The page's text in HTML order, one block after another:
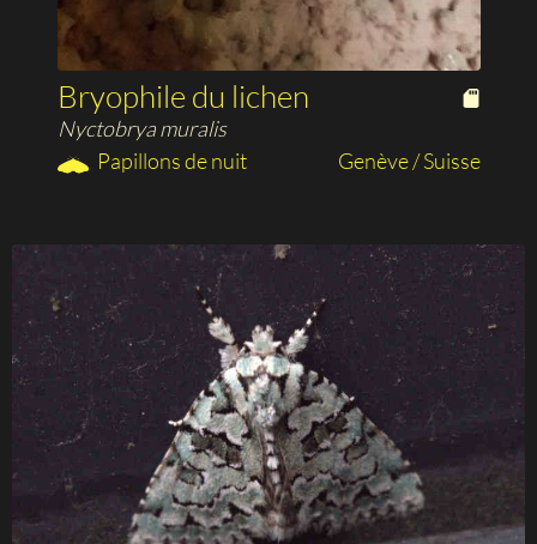
Bryophile du lichen
Nyctobrya muralis
Papillons de nuit
Genève / Suisse